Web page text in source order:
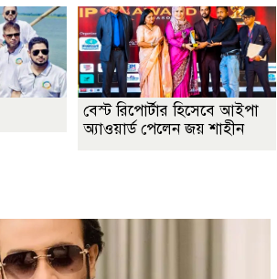
বেস্ট রিপোর্টার হিসেবে আইপা
অ্যাওয়ার্ড পেলেন জয় শাহীন